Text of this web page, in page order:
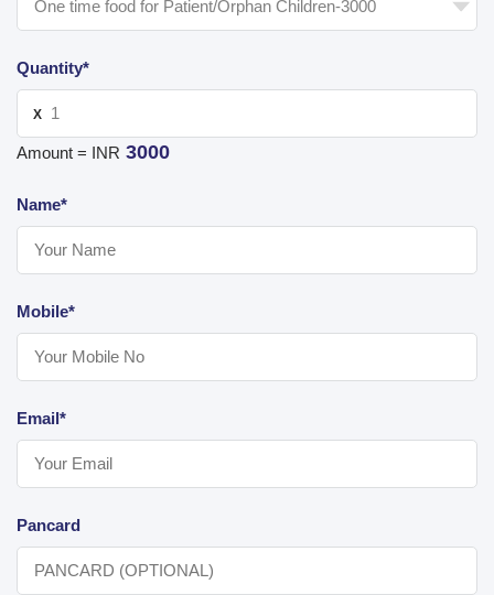
Quantity*
X
Amount = INR 3000
Name*
Mobile*
Email*
Pancard